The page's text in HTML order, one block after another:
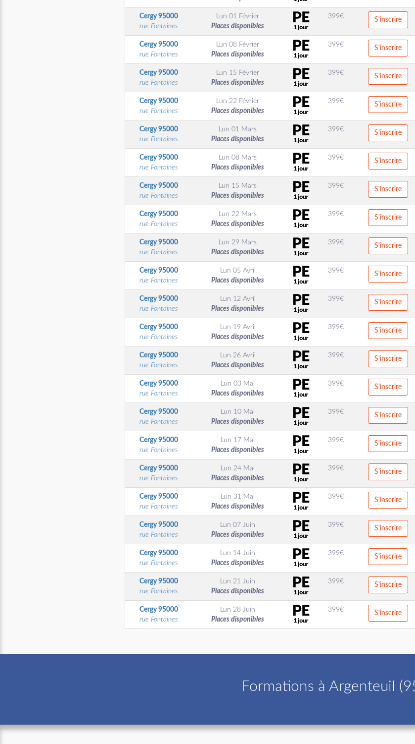
Cergy95000
rue Fontaines
Lun 01 Février
Places disponibles
399€ S'inscrire
Cergy95000
rue Fontaines
Lun 08 Février
Places disponibles
399€ S'inscrire
Cergy95000
rue Fontaines
Lun 15 Février
Places disponibles
399€ S'inscrire
Cergy95000
rue Fontaines
Lun 22 Février
Places disponibles
399€ S'inscrire
Cergy95000
rue Fontaines
Lun 01 Mars
Places disponibles
399€ S'inscrire
Cergy95000
rue Fontaines
Lun 08 Mars
Places disponibles
399€ S'inscrire
Cergy95000
rue Fontaines
Lun 15 Mars
Places disponibles
399€ S'inscrire
Cergy95000
rue Fontaines
Lun 22 Mars
Places disponibles
399€ S'inscrire
Cergy95000
rue Fontaines
Lun 29 Mars
Places disponibles
399€ S'inscrire
Cergy95000
rue Fontaines
Lun 05 Avril
Places disponibles
399€ S'inscrire
Cergy95000
rue Fontaines
Lun 12 Avril
Places disponibles
399€ S'inscrire
Cergy95000
rue Fontaines
Lun 19 Avril
Places disponibles
399€ S'inscrire
Cergy95000
rue Fontaines
Lun 26 Avril
Places disponibles
399€ S'inscrire
Cergy95000
rue Fontaines
Lun 03 Mai
Places disponibles
399€ S'inscrire
Cergy95000
rue Fontaines
Lun 10 Mai
Places disponibles
399€ S'inscrire
Cergy95000
rue Fontaines
Lun 17 Mai
Places disponibles
399€ S'inscrire
Cergy95000
rue Fontaines
Lun 24 Mai
Places disponibles
399€ S'inscrire
Cergy95000
rue Fontaines
Lun 31 Mai
Places disponibles
399€ S'inscrire
Cergy95000
rue Fontaines
Lun 07 Juin
Places disponibles
399€ S'inscrire
Cergy95000
rue Fontaines
Lun 14 Juin
Places disponibles
399€ S'inscrire
Cergy95000
rue Fontaines
Lun 21 Juin
Places disponibles
399€ S'inscrire
Cergy95000
rue Fontaines
Lun 28 Juin
Places disponibles
399€ S'inscrire
Formations à Argenteuil